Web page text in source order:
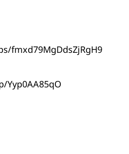
fmxd79MgDdsZjRgH9